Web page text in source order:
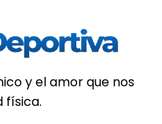
y el amor que nos
física.